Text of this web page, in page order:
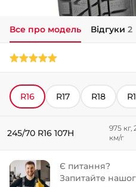
Все про модель Відгуки 2
R16 R17 R18
245/70 R16 107H
975 кг,
км/г
Є питання?
Запитайте